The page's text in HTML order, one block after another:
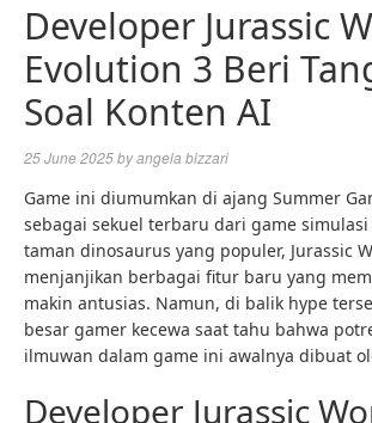
Developer Jurassic
Evolution 3 Beri
Soal Konten AI
25 June 2025byangela bizzari
Game ini diumumkan di ajang Summer
sebagai sekuel terbaru dari game
taman dinosaurus yang populer, Jurassic
menjanjikan berbagai fitur baru yang
makin antusias. Namun, di balik hype
besar gamer kecewa saat tahu bahwa
ilmuwan dalam game ini awalnya dibuat
Developer Jurassic